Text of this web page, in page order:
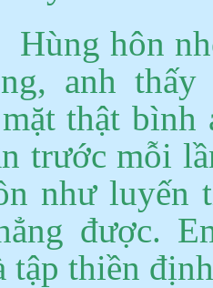
Hùng hôn
anh
thật bình
trước mỗi
như luyến
được.
tập thiền